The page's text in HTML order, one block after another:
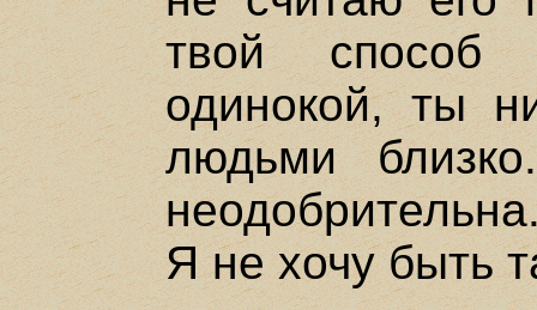
твой способ
одинокой, ты
людьми
Я не хочу быть